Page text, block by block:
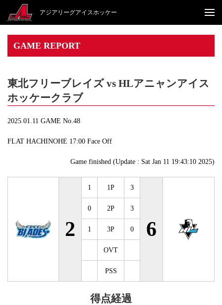
アジアリーグアイスホッケー
GAME REPORT
東北フリーブレイズ vs HLアニャンアイス
ホッケークラブ
2025.01.11 GAME No.48
FLAT HACHINOHE 17:00 Face Off
Game finished (Update : Sat Jan 11 19:43:10 2025)
2
1 1P 3
6
0 2P 3
1 3P 0
OVT
PSS
得点経過